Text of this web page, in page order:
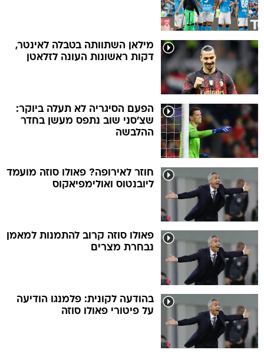
מילאן השתוותה בטבלה לאינטר,
דקות ראשונות העונה לזלאטן
הפעם הסיגריה לא תעלה ביוקר:
שצ'סני שוב נתפס מעשן בחדר
ההלבשה
חוזר לאירופה? פאולו סוזה מועמד
ליובנטוס ואולימפיאקוס
פאולו סוזה קרוב להתמנות למאמן
נבחרת מצרים
בהודעה לקונית: פלמנגו הודיעה
על פיטורי פאולו סוזה